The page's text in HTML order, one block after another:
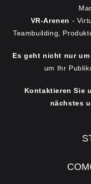
VR-Arenen -
Teambuilding,
Es geht nicht nur
um Ihr
Kontaktieren Sie
nächstes